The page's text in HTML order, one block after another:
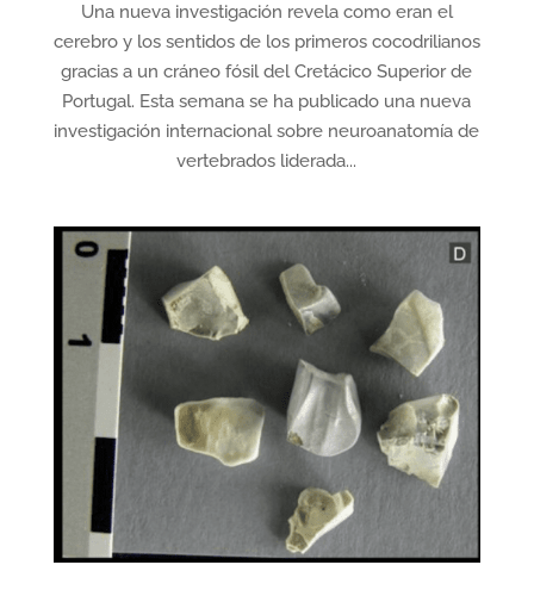
Una nueva investigación revela como eran el
cerebro y los sentidos de los primeros cocodrilianos
gracias a un cráneo fósil del Cretácico Superior de
Portugal. Esta semana se ha publicado una nueva
investigación internacional sobre neuroanatomía de
vertebrados liderada...